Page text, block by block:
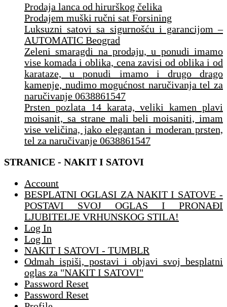
Prodaja lanca od hirurškog čelika
Prodajem muški ručni sat Forsining
Luksuzni satovi sa sigurnošću i garancijom –
AUTOMATIC Beograd
Zeleni smaragdi na prodaju, u ponudi imamo
vise komada i oblika, cena zavisi od oblika i od
karataze, u ponudi imamo i drugo drago
kamenje, nudimo mogućnost naručivanja tel za
naručivanje 0638861547
Prsten pozlata 14 karata, veliki kamen plavi
moisanit, sa strane mali beli moisaniti, imam
vise veličina, jako elegantan i moderan prsten,
tel za naručivanje 0638861547
STRANICE - NAKIT I SATOVI
Account
BESPLATNI OGLASI ZA NAKIT I SATOVE -
POSTAVI SVOJ OGLAS I PRONAĐI
LJUBITELJE VRHUNSKOG STILA!
Log In
Log In
NAKIT I SATOVI - TUMBLR
Odmah ispiši, postavi i objavi svoj besplatni
oglas za "NAKIT I SATOVI"
Password Reset
Password Reset